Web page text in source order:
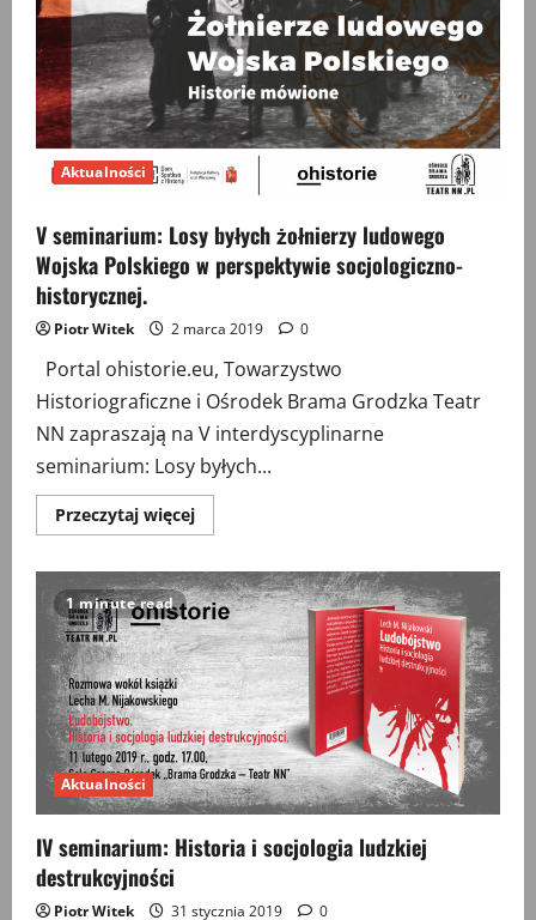
Aktualności
V seminarium: Losy byłych żołnierzy ludowego
Wojska Polskiego w perspektywie socjologiczno-
historycznej.
Piotr Witek 2 marca 2019 0
Portal ohistorie.eu, Towarzystwo
Historiograficzne i Ośrodek Brama Grodzka Teatr
NN zapraszają na V interdyscyplinarne
seminarium: Losy byłych...
Przeczytaj więcejPrzeczytaj
więcej
seminarium:
Losy
byłych
żołnierzy
ludowego
Wojska
Polskiego
w
perspektywie
socjologiczno-
historycznej.
1 minute read
Aktualności
IV seminarium: Historia i socjologia ludzkiej
destrukcyjności
Piotr Witek 31 stycznia 2019 0